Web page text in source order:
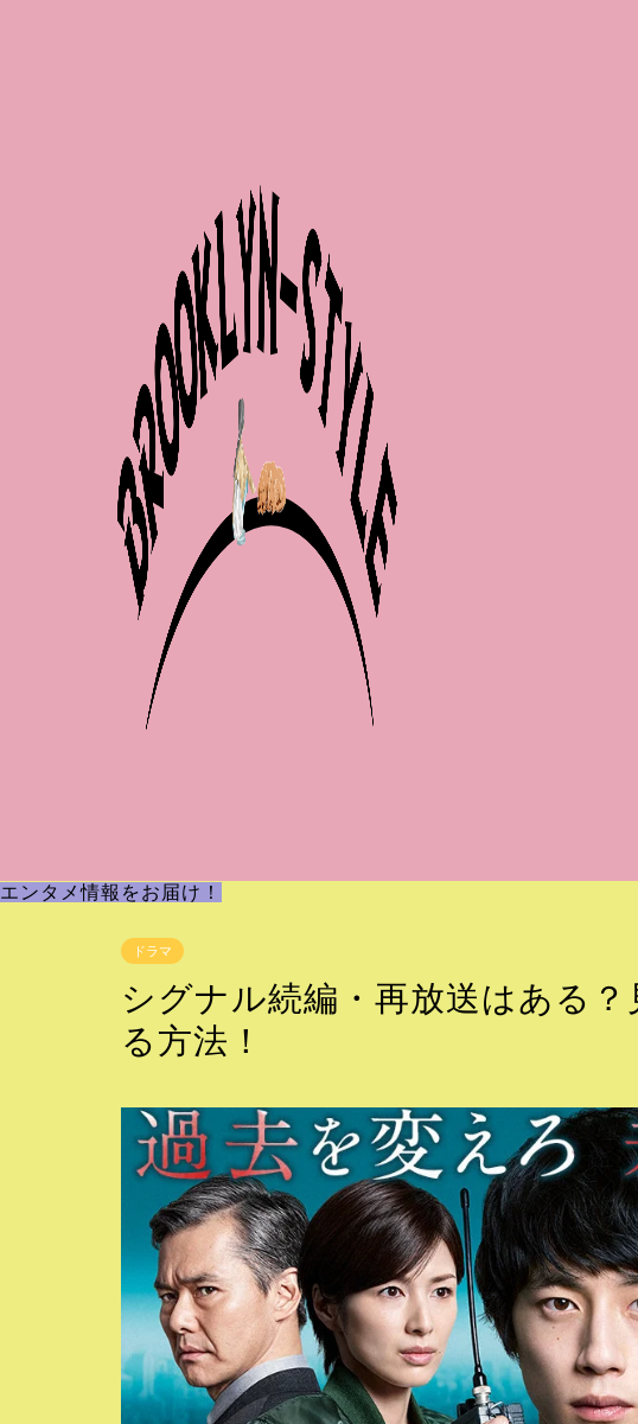
エンタメ情報をお届け！
ドラマ
シグナル続編・再放送はある
る方法！